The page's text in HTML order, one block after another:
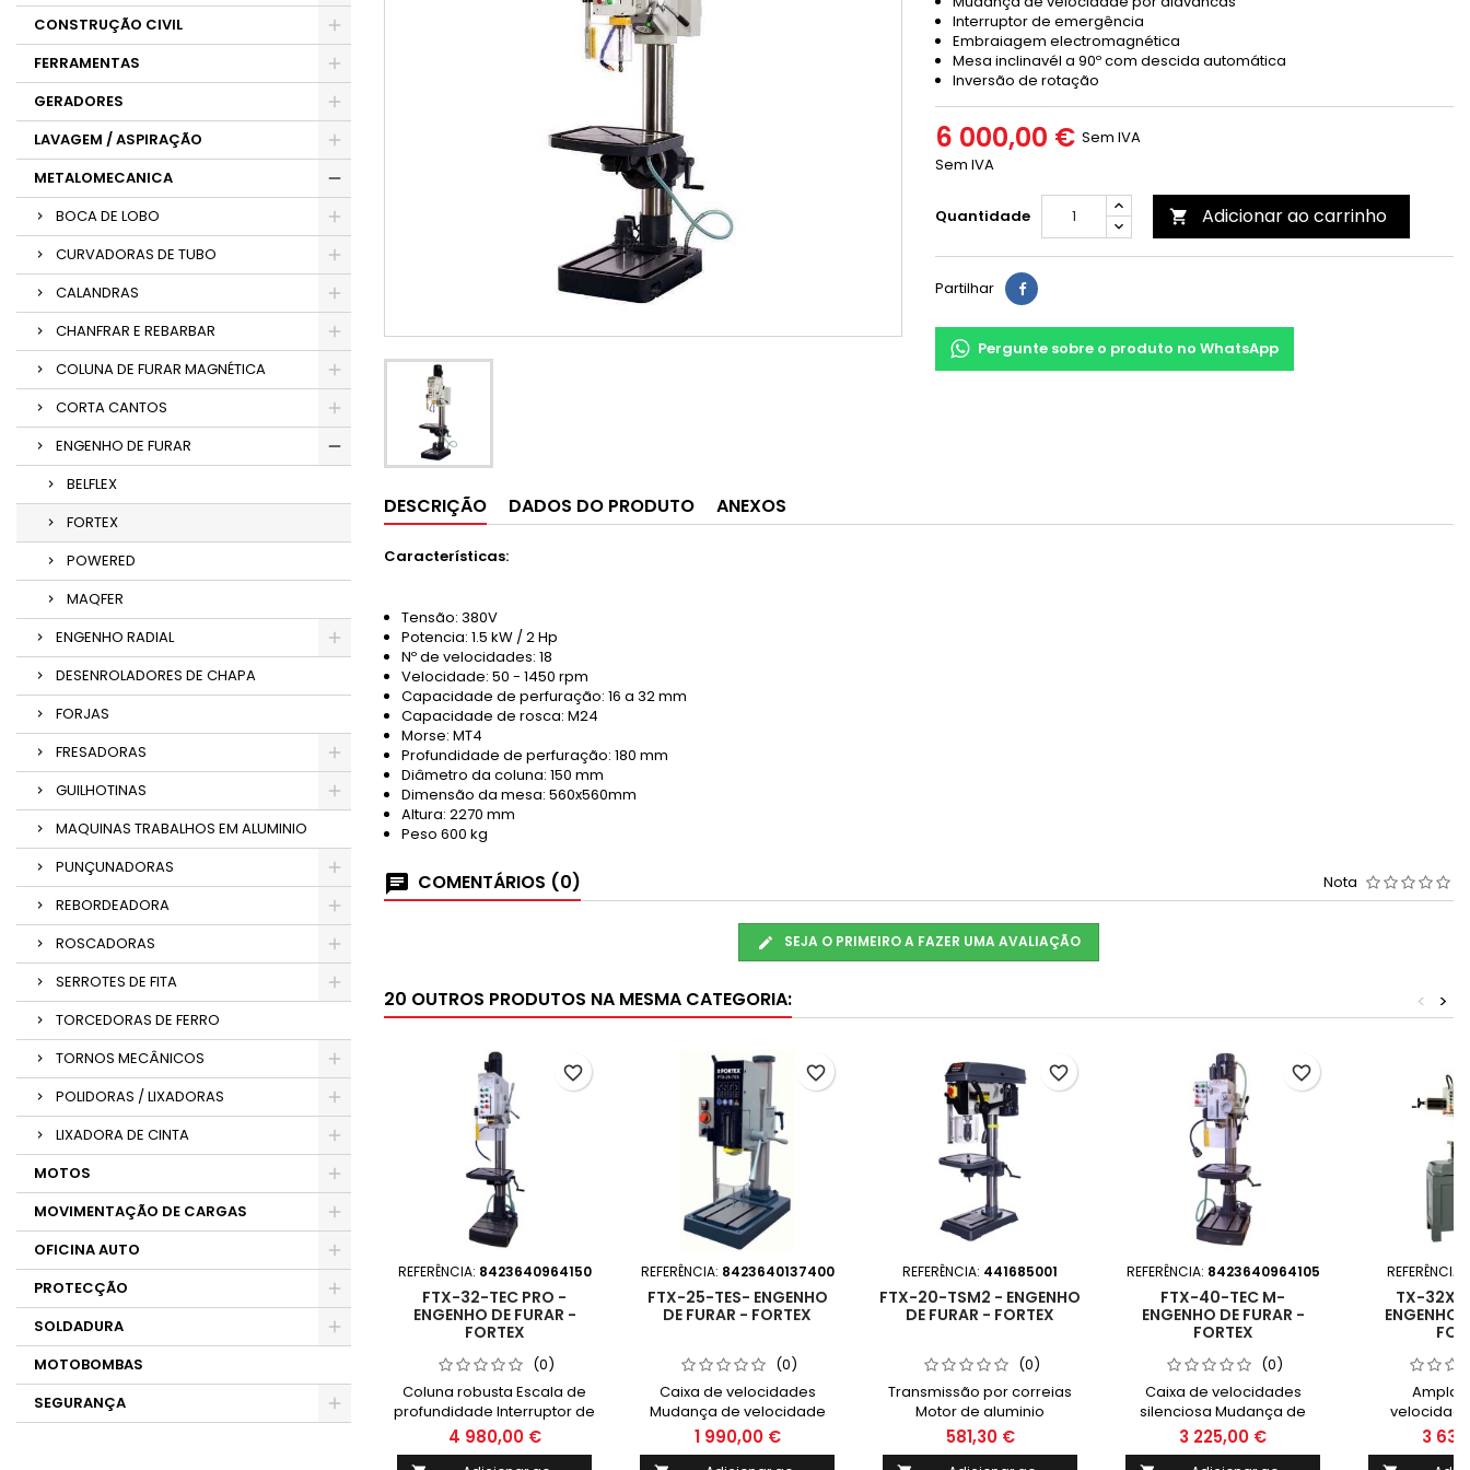
CONSTRUÇÃO CIVIL
FERRAMENTAS
GERADORES
LAVAGEM / ASPIRAÇÃO
METALOMECANICA
BOCA DE LOBO
CURVADORAS DE TUBO
CALANDRAS
CHANFRAR E REBARBAR
COLUNA DE FURAR MAGNÉTICA
CORTA CANTOS
ENGENHO DE FURAR
BELFLEX
FORTEX
POWERED
MAQFER
ENGENHO RADIAL
DESENROLADORES DE CHAPA
FORJAS
FRESADORAS
GUILHOTINAS
MAQUINAS TRABALHOS EM ALUMINIO
PUNÇUNADORAS
REBORDEADORA
ROSCADORAS
SERROTES DE FITA
TORCEDORAS DE FERRO
TORNOS MECÂNICOS
POLIDORAS / LIXADORAS
LIXADORA DE CINTA
MOTOS
MOVIMENTAÇÃO DE CARGAS
OFICINA AUTO
PROTECÇÃO
SOLDADURA
MOTOBOMBAS
SEGURANÇA
Interruptor de emergência
Embraiagem electromagnética
Mesa inclinavél a 90º com descida automática
Inversão de rotação
6 000,00 € Sem IVA
Sem IVA
Quantidade  Adicionar ao carrinho
Partilhar
Pergunte sobre o produto no WhatsApp
DESCRIÇÃO DADOS DO PRODUTO ANEXOS
Características:
Tensão: 380V
Potencia: 1.5 kW / 2 Hp
Nº de velocidades: 18
Velocidade: 50 - 1450 rpm
Capacidade de perfuração: 16 a 32 mm
Capacidade de rosca: M24
Morse: MT4
Profundidade de perfuração: 180 mm
Diâmetro da coluna: 150 mm
Dimensão da mesa: 560x560mm
Altura: 2270 mm
Peso 600 kg
COMENTÁRIOS (0) Nota
SEJA O PRIMEIRO A FAZER UMA AVALIAÇÃO
20 OUTROS PRODUTOS NA MESMA CATEGORIA: >
<
REFERÊNCIA: 8423640964150
FTX-32-TEC PRO -
ENGENHO DE FURAR -
FORTEX
(0)
Coluna robusta Escala de
profundidade Interruptor de
emergência Embraiagem
electromagnética Mesa
4 980,00 €
favorite_border
REFERÊNCIA: 8423640137400
FTX-25-TES- ENGENHO
DE FURAR - FORTEX
(0)
Caixa de velocidades
Mudança de velocidade
acionada por alavancas
Escala de profundidade
1 990,00 €
favorite_border
REFERÊNCIA: 441685001
FTX-20-TSM2 - ENGENHO
DE FURAR - FORTEX
(0)
Transmissão por correias
Motor de aluminio
Interruptor magnético de
segurança Mesa rotativa a
581,30 €
favorite_border
REFERÊNCIA: 8423640964105
FTX-40-TEC M-
ENGENHO DE FURAR -
FORTEX
(0)
Caixa de velocidades
silenciosa Mudança de
velocidade acionada por
alavancas Escala de
3 225,00 €
favorite_border
REFERÊNCIA:
TX-32X7
ENGENHO
Ampla
manual e
Braço
3